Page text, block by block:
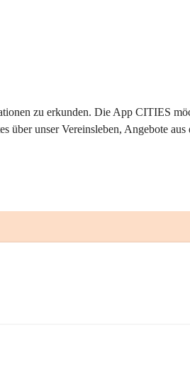
zu erkunden. Die App CITIES
über unser Vereinsleben, Angebote